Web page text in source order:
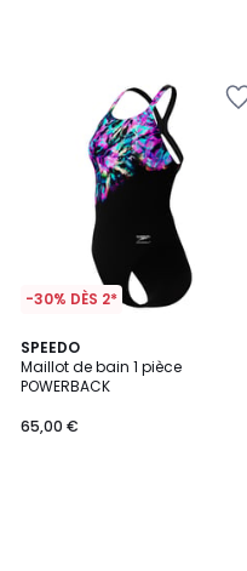
-30% DÈS 2*
SPEEDO
Maillot de bain 1 pièce
POWERBACK
65,00 €